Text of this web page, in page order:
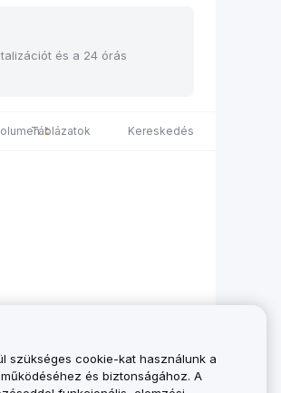
és a 24 órás
Táblázatok Kereskedés
szükséges cookie-kat használunk a
és biztonságához. A